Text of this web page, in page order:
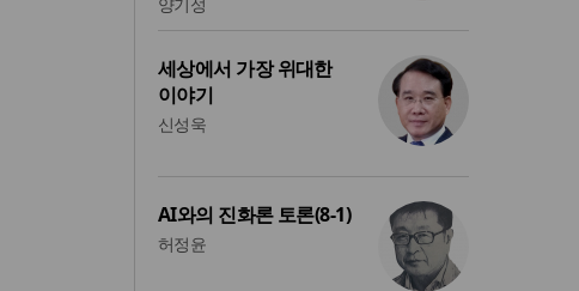
양기성
세상에서 가장 위대한
이야기
신성욱
AI와의 진화론 토론(8-1)
허정윤